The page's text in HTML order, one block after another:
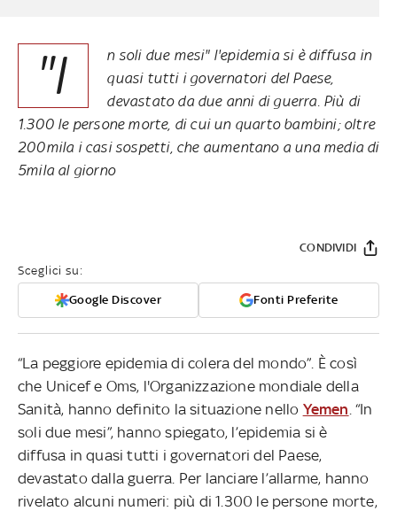
"I
n soli due mesi" l'epidemia si è diffusa in
quasi tutti i governatori del Paese,
devastato da due anni di guerra. Più di
1.300 le persone morte, di cui un quarto bambini; oltre
200mila i casi sospetti, che aumentano a una media di
5mila al giorno
Sceglici su:
Google Discover Fonti Preferite
CONDIVIDI
“La peggiore epidemia di colera del mondo”. È così
che Unicef e Oms, l'Organizzazione mondiale della
Sanità, hanno definito la situazione nello Yemen . “In
soli due mesi”, hanno spiegato, l’epidemia si è
diffusa in quasi tutti i governatori del Paese,
devastato dalla guerra. Per lanciare l’allarme, hanno
rivelato alcuni numeri: più di 1.300 le persone morte,